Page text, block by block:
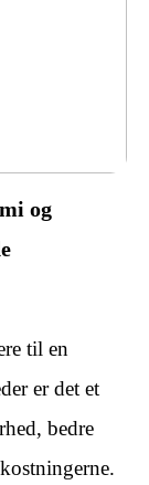
og
til en
er det et
bedre